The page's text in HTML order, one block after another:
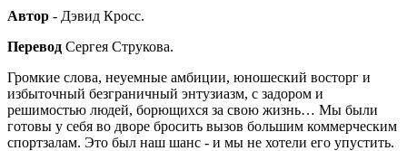
Автор - Дэвид Кросс.
Перевод Сергея Струкова.
Громкие слова, неуемные амбиции, юношеский восторг и
избыточный безграничный энтузиазм, с задором и
решимостью людей, борющихся за свою жизнь… Мы были
готовы у себя во дворе бросить вызов большим коммерческим
спортзалам. Это был наш шанс - и мы не хотели его упустить.